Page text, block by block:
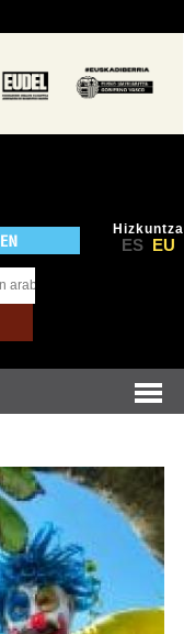
Hizkuntza
ES EU